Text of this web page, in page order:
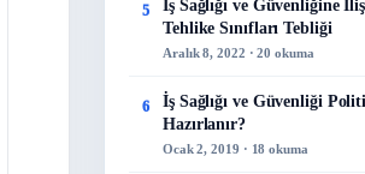
5
İş Sağlığı ve Güvenliğine
Tehlike Sınıfları Tebliği
Aralık 8, 2022 · 20 okuma
6
İş Sağlığı ve Güvenliği
Hazırlanır?
Ocak 2, 2019 · 18 okuma